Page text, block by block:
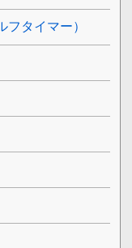
フタイマー）